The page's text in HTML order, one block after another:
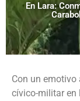
En Lara:
Con un emotivo
cívico-militar en